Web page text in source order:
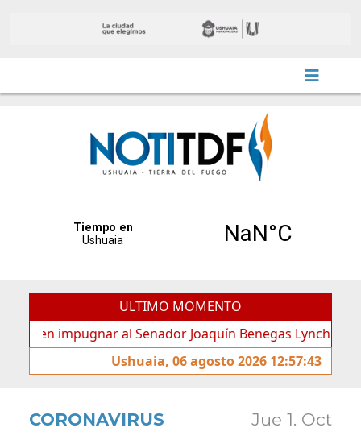
ULTIMO MOMENTO
al Senador Joaquín Benegas Lynch por
Ushuaia, 06 agosto 2026 12:57:43
CORONAVIRUS Jue 1. Oct